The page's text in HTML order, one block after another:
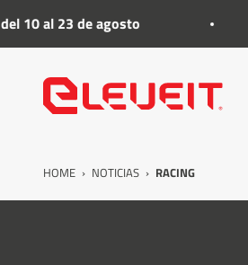
23 de agosto
Eleveit
HOME › NOTICIAS › RACING